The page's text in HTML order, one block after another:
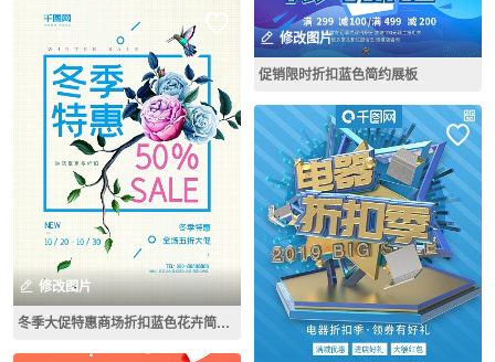
修改图片
冬季大促特惠商场折扣蓝色花卉简约促销海报
修改图片
促销限时折扣蓝色简约展板